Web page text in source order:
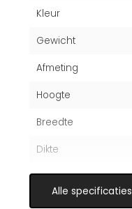
Kleur
Gewicht
Afmeting
Hoogte
Breedte
Dikte
Alle specificaties